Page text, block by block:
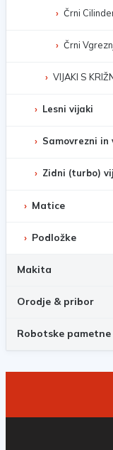
Črni
Črni
VIJAKI S
Lesni vijaki
Samovrezni in
Zidni (turbo)
Matice
Podložke
Makita
Orodje & pribor
Robotske